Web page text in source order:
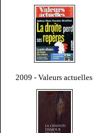
2009 - Valeurs actuelles